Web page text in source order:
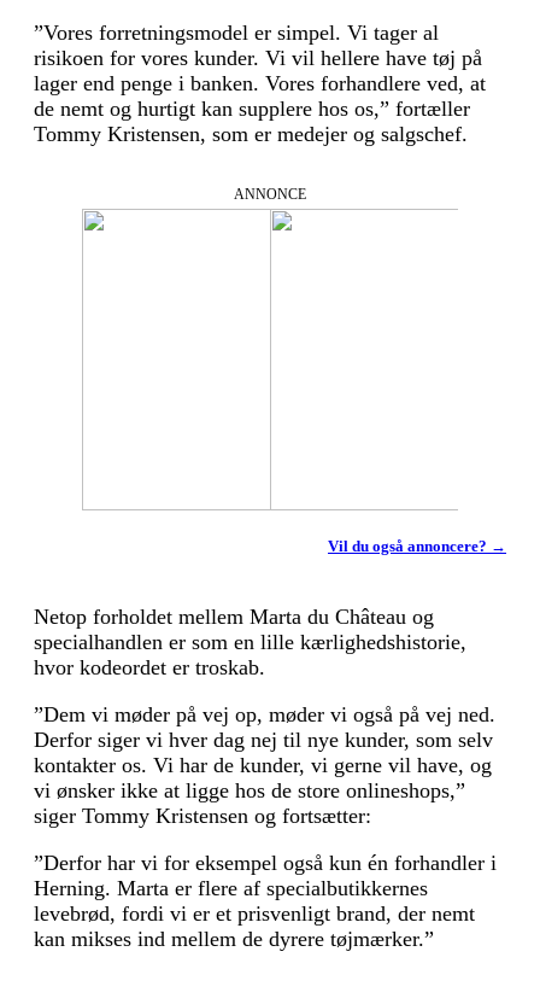
”Vores forretningsmodel er simpel. Vi tager al
risikoen for vores kunder. Vi vil hellere have tøj på
lager end penge i banken. Vores forhandlere ved, at
de nemt og hurtigt kan supplere hos os,” fortæller
Tommy Kris­tensen, som er medejer og salgschef.
ANNONCE
Vil du også annoncere? →
Netop forholdet mellem Marta du Château og
specialhandlen er som en lille kærlighedshistorie,
hvor kode­ordet er troskab.
”Dem vi møder på vej op, møder vi også på vej ned.
Derfor siger vi hver dag nej til nye kunder, som selv
kontakter os. Vi har de kunder, vi gerne vil have, og
vi ønsker ikke at ligge hos de store onlineshops,”
siger Tommy Kristensen og fortsætter:
”Derfor har vi for eksempel også kun én forhandler i
Herning. Marta er flere af specialbutikkernes
levebrød, fordi vi er et prisvenligt brand, der nemt
kan mikses ind mellem de dyrere tøjmærker.”